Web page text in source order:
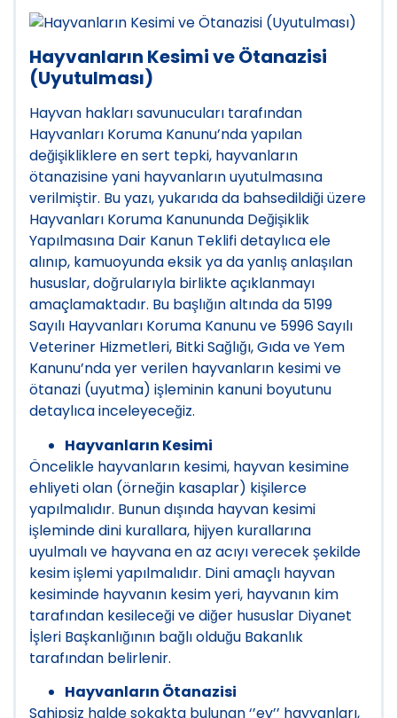
Hayvanların Kesimi ve Ötanazisi
(Uyutulması)
Hayvan hakları savunucuları tarafından
Hayvanları Koruma Kanunu’nda yapılan
değişikliklere en sert tepki, hayvanların
ötanazisine yani hayvanların uyutulmasına
verilmiştir. Bu yazı, yukarıda da bahsedildiği üzere
Hayvanları Koruma Kanununda Değişiklik
Yapılmasına Dair Kanun Teklifi detaylıca ele
alınıp, kamuoyunda eksik ya da yanlış anlaşılan
hususlar, doğrularıyla birlikte açıklanmayı
amaçlamaktadır. Bu başlığın altında da 5199
Sayılı Hayvanları Koruma Kanunu ve 5996 Sayılı
Veteriner Hizmetleri, Bitki Sağlığı, Gıda ve Yem
Kanunu’nda yer verilen hayvanların kesimi ve
ötanazi (uyutma) işleminin kanuni boyutunu
detaylıca inceleyeceğiz.
Hayvanların Kesimi
Öncelikle hayvanların kesimi, hayvan kesimine
ehliyeti olan (örneğin kasaplar) kişilerce
yapılmalıdır. Bunun dışında hayvan kesimi
işleminde dini kurallara, hijyen kurallarına
uyulmalı ve hayvana en az acıyı verecek şekilde
kesim işlemi yapılmalıdır. Dini amaçlı hayvan
kesiminde hayvanın kesim yeri, hayvanın kim
tarafından kesileceği ve diğer hususlar Diyanet
İşleri Başkanlığının bağlı olduğu Bakanlık
tarafından belirlenir.
Hayvanların Ötanazisi
Sahipsiz halde sokakta bulunan ‘’ev’’ hayvanları,